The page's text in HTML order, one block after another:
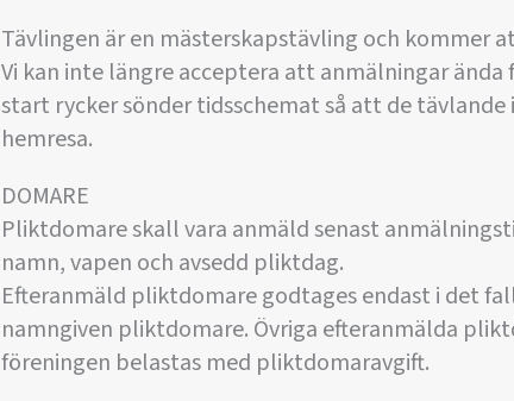
Tävlingen är en mästerskapstävling och kommer
Vi kan inte längre acceptera att anmälningar
start rycker sönder tidsschemat så att de
hemresa.
DOMARE
Pliktdomare skall vara anmäld senast
namn, vapen och avsedd pliktdag.
Efteranmäld pliktdomare godtages endast i det
namngiven pliktdomare. Övriga efteranmälda
föreningen belastas med pliktdomaravgift.